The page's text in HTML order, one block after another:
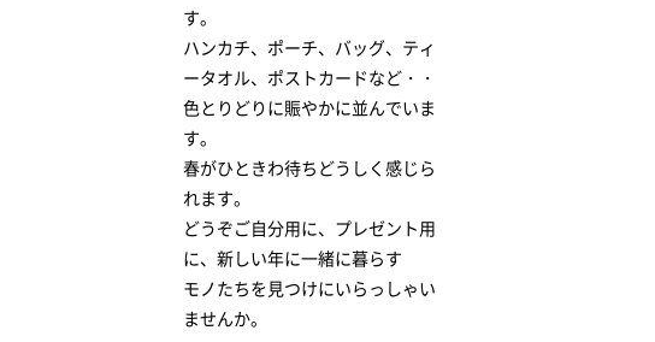
す。
ハンカチ、ポーチ、バッグ、ティ
ータオル、ポストカードなど・・
色とりどりに賑やかに並んでいま
す。
春がひときわ待ちどうしく感じら
れます。
どうぞご自分用に、プレゼント用
に、新しい年に一緒に暮らす
モノたちを見つけにいらっしゃい
ませんか。